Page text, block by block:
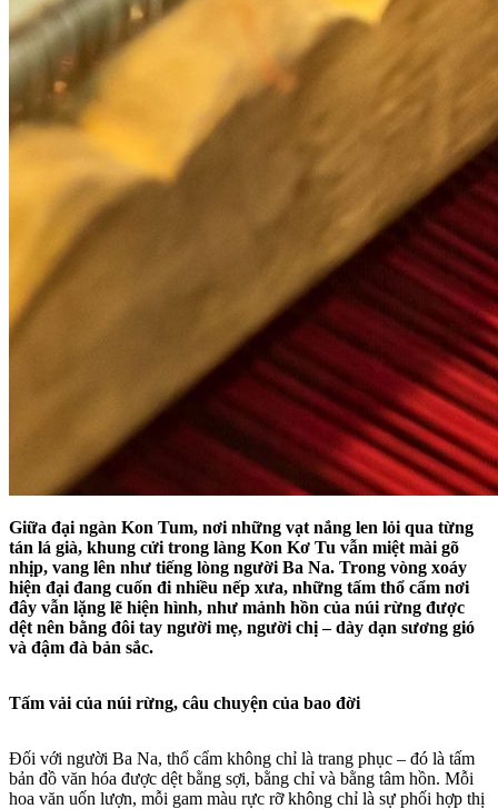
Giữa đại ngàn Kon Tum, nơi những vạt nắng len lỏi qua từng
tán lá già, khung cửi trong làng Kon Kơ Tu vẫn miệt mài gõ
nhịp, vang lên như tiếng lòng người Ba Na. Trong vòng xoáy
hiện đại đang cuốn đi nhiều nếp xưa, những tấm thổ cẩm nơi
đây vẫn lặng lẽ hiện hình, như mảnh hồn của núi rừng được
dệt nên bằng đôi tay người mẹ, người chị – dày dạn sương gió
và đậm đà bản sắc.
Tấm vải của núi rừng, câu chuyện của bao đời
Đối với người Ba Na, thổ cẩm không chỉ là trang phục – đó là tấm
bản đồ văn hóa được dệt bằng sợi, bằng chỉ và bằng tâm hồn. Mỗi
hoa văn uốn lượn, mỗi gam màu rực rỡ không chỉ là sự phối hợp thị